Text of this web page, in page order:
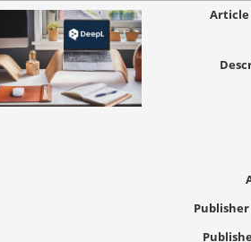
Article